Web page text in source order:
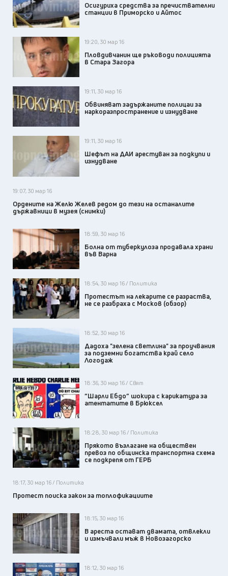
Осигуриха средства за пречиствателни
станции в Приморско и Айтос
19:20, 30 мар 16
Пловдивчанин ще ръководи полицията
в Стара Загора
19:11, 30 мар 16
Обвиняват задържаните полицаи за
наркоразпространение и изнудване
19:11, 30 мар 16
Шефът на ДАИ арестуван за подкупи и
изнудване
19:07, 30 мар 16
Ордените на Желю Желев редом до тези на останалите
държавници в музея (снимки)
18:59, 30 мар 16
Болна от туберкулоза продавала храни
във Варна
18:54, 30 мар 16 / Политика
Протестът на лекарите се разраства,
не се разбраха с Москов (обзор)
18:52, 30 мар 16
Дадоха "зелена светлина" за проучвания
за подземни богатства край село
Логодаж
18:36, 30 мар 16 / Свят
“Шарли Ебдо” шокира с карикатура за
атентатите в Брюксел
18:28, 30 мар 16 / Политика
Прякото възлагане на обществен
превоз по общинска транспортна схема
се подкрепя от ГЕРБ
18:17, 30 мар 16 / Политика
Протест поиска закон за топлофикациите
18:15, 30 мар 16
В ареста остават двамата, отвлекли
и измъчвали мъж в Новозагорско
18:12, 30 мар 16